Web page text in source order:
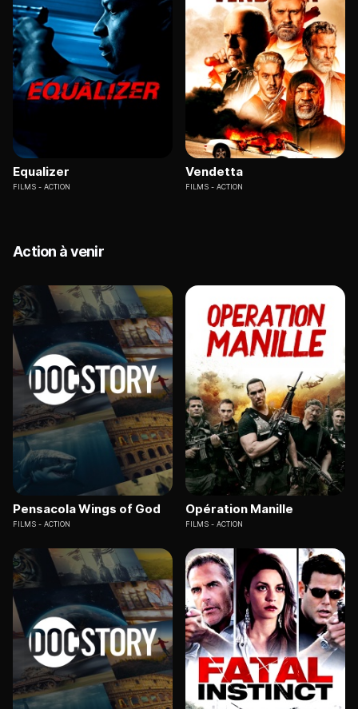
Equalizer
FILMS ACTION
Vendetta
FILMS ACTION
Action à venir
Pensacola Wings of God
FILMS ACTION
Opération Manille
FILMS ACTION